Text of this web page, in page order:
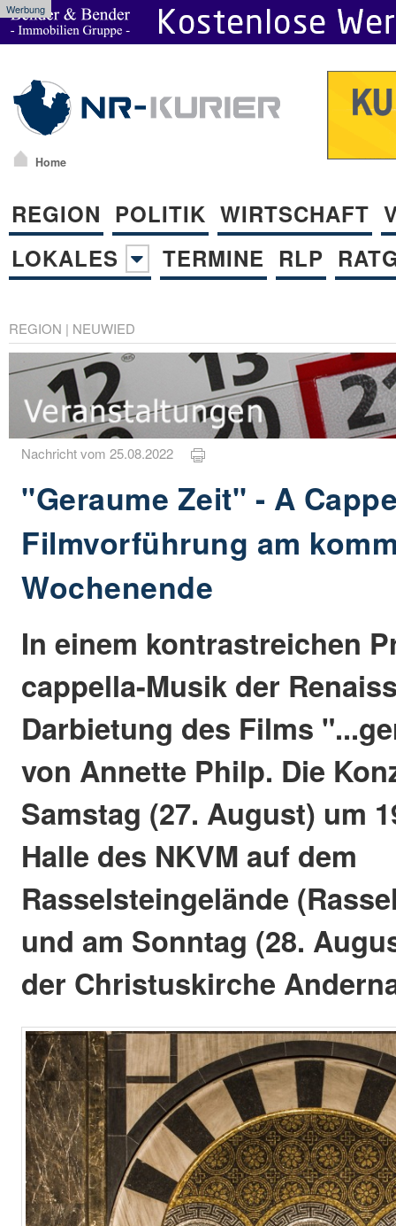
Werbung
Home
REGION POLITIK WIRTSCHAFT
LOKALES
TERMINE RLP
REGION | NEUWIED
Nachricht vom 25.08.2022
"Geraume Zeit" - A
Filmvorführung am
Wochenende
In einem kontrastreichen
cappella-Musik der
Darbietung des Films
von Annette Philp. Die
Samstag (27. August) um
Halle des NKVM auf dem
Rasselsteingelände
und am Sonntag (28.
der Christuskirche